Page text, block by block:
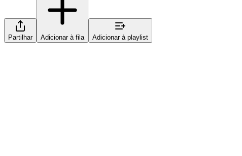
Partilhar Adicionar à fila Adicionar à playlist